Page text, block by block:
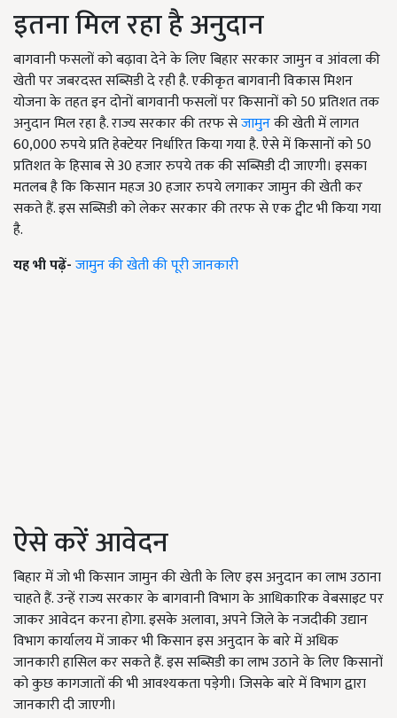
इतना मिल रहा है अनुदान
बागवानी फसलों को बढ़ावा देने के लिए बिहार सरकार जामुन व आंवला की
खेती पर जबरदस्त सब्सिडी दे रही है. एकीकृत बागवानी विकास मिशन
योजना के तहत इन दोनों बागवानी फसलों पर किसानों को 50 प्रतिशत तक
अनुदान मिल रहा है. राज्य सरकार की तरफ सेजामुनकी खेती में लागत
60,000 रुपये प्रति हेक्टेयर निर्धारित किया गया है. ऐसे में किसानों को 50
प्रतिशत के हिसाब से 30 हजार रुपये तक की सब्सिडी दी जाएगी। इसका
मतलब है कि किसान महज 30 हजार रुपये लगाकर जामुन की खेती कर
सकते हैं. इस सब्सिडी को लेकर सरकार की तरफ से एक ट्वीट भी किया गया
है.
यह भी पढ़ें-जामुन की खेती की पूरी जानकारी
ऐसे करें आवेदन
बिहार में जो भी किसान जामुन की खेती के लिए इस अनुदान का लाभ उठाना
चाहते हैं. उन्हें राज्य सरकार के बागवानी विभाग के आधिकारिक वेबसाइट पर
जाकर आवेदन करना होगा. इसके अलावा, अपने जिले के नजदीकी उद्यान
विभाग कार्यालय में जाकर भी किसान इस अनुदान के बारे में अधिक
जानकारी हासिल कर सकते हैं. इस सब्सिडी का लाभ उठाने के लिए किसानों
को कुछ कागजातों की भी आवश्यकता पड़ेगी। जिसके बारे में विभाग द्वारा
जानकारी दी जाएगी।